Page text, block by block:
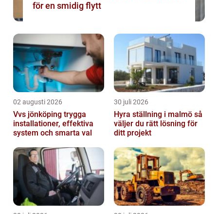
för en smidig flytt
02 augusti 2026
Vvs jönköping trygga
installationer, effektiva
system och smarta val
30 juli 2026
Hyra ställning i malmö så
väljer du rätt lösning för
ditt projekt